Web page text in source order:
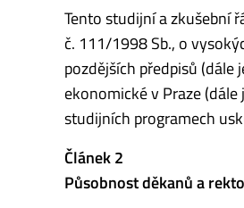
Tento studijní a zkušební
č. 111/1998 Sb., o
pozdějších předpisů (dále
ekonomické v Praze
studijních programech
Článek 2
Působnost děkanů a